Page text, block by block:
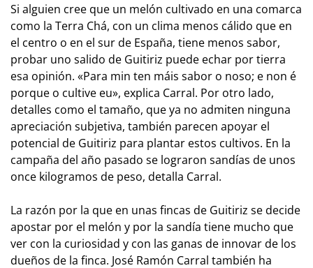
Si alguien cree que un melón cultivado en una comarca
como la Terra Chá, con un clima menos cálido que en
el centro o en el sur de España, tiene menos sabor,
probar uno salido de Guitiriz puede echar por tierra
esa opinión. «Para min ten máis sabor o noso; e non é
porque o cultive eu», explica Carral. Por otro lado,
detalles como el tamaño, que ya no admiten ninguna
apreciación subjetiva, también parecen apoyar el
potencial de Guitiriz para plantar estos cultivos. En la
campaña del año pasado se lograron sandías de unos
once kilogramos de peso, detalla Carral.
La razón por la que en unas fincas de Guitiriz se decide
apostar por el melón y por la sandía tiene mucho que
ver con la curiosidad y con las ganas de innovar de los
dueños de la finca. José Ramón Carral también ha